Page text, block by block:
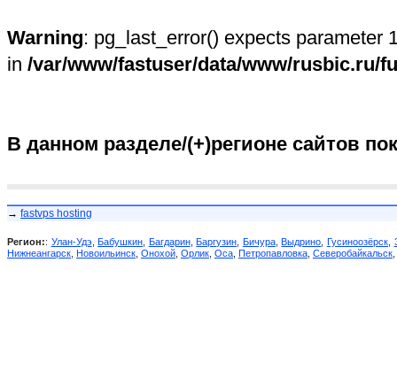
Warning: pg_last_error() expects parameter
in /var/www/fastuser/data/www/rusbic.ru/
В данном разделе/(+)регионе сайтов
→ fastvps hosting
Регион:: Улан-Удэ ,Бабушкин Багдарин,Баргузин Бичура,Выдрино Гусиноозёрск,
Нижнеангарск Новоильинск Онохой Орлик Оса Петропавловка Северобайкальск